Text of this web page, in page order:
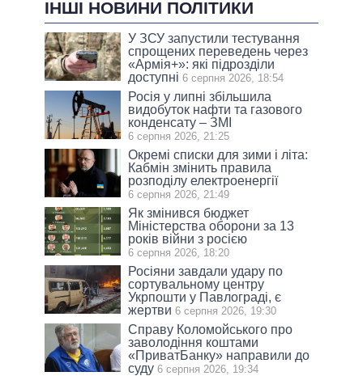
ІНШІ НОВИНИ ПОЛІТИКИ
У ЗСУ запустили тестування
спрощених переведень через
«Армія+»: які підрозділи
доступні 6 серпня 2026, 18:54
Росія у липні збільшила
видобуток нафти та газового
конденсату – ЗМІ
6 серпня 2026, 21:25
Окремі списки для зими і літа:
Кабмін змінить правила
розподілу електроенергії
6 серпня 2026, 21:49
Як змінився бюджет
Міністерства оборони за 13
років війни з росією
6 серпня 2026, 18:20
Росіяни завдали удару по
сортувальному центру
Укрпошти у Павлограді, є
жертви 6 серпня 2026, 19:30
Справу Коломойського про
заволодіння коштами
«ПриватБанку» направили до
суду 6 серпня 2026, 19:34